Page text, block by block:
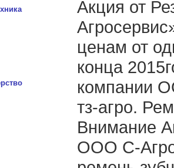
Акция от
ценам от
конца
компании
тз-агро.
Внимание
ООО С-